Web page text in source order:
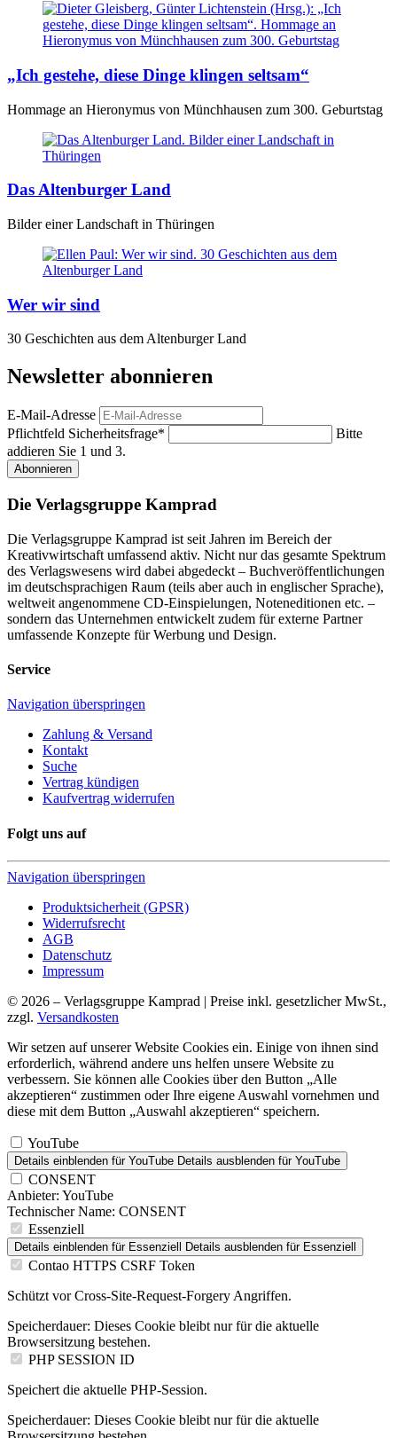
„Ich gestehe, diese Dinge klingen seltsam“
Hommage an Hieronymus von Münchhausen zum 300. Geburtstag
Das Altenburger Land
Bilder einer Landschaft in Thüringen
Wer wir sind
30 Geschichten aus dem Altenburger Land
Newsletter abonnieren
E-Mail-Adresse
Pflichtfeld Sicherheitsfrage*
Bitte
addieren Sie 1 und 3.
Abonnieren
Die Verlagsgruppe Kamprad
Die Verlagsgruppe Kamprad ist seit Jahren im Bereich der
Kreativwirtschaft umfassend aktiv. Nicht nur das gesamte Spektrum
des Verlagswesens wird dabei abgedeckt – Buchveröffentlichungen
im deutschsprachigen Raum (teils aber auch in englischer Sprache),
weltweit angenommene CD-Einspielungen, Noteneditionen etc. –
sondern das Unternehmen entwickelt zudem für externe Partner
umfassende Konzepte für Werbung und Design.
Service
Navigation überspringen
Zahlung & Versand
Kontakt
Suche
Vertrag kündigen
Kaufvertrag widerrufen
Folgt uns auf
Navigation überspringen
Produktsicherheit (GPSR)
Widerrufsrecht
AGB
Datenschutz
Impressum
© 2026 – Verlagsgruppe Kamprad | Preise inkl. gesetzlicher MwSt.,
zzgl. Versandkosten
Wir setzen auf unserer Website Cookies ein. Einige von ihnen sind
erforderlich, während andere uns helfen unsere Website zu
verbessern. Sie können alle Cookies über den Button „Alle
akzeptieren“ zustimmen oder Ihre eigene Auswahl vornehmen und
diese mit dem Button „Auswahl akzeptieren“ speichern.
YouTube
Details einblenden für YouTube Details ausblenden für YouTube
CONSENT
Anbieter: YouTube
Technischer Name: CONSENT
Essenziell
Details einblenden für Essenziell Details ausblenden für Essenziell
Contao HTTPS CSRF Token
Schützt vor Cross-Site-Request-Forgery Angriffen.
Speicherdauer: Dieses Cookie bleibt nur für die aktuelle
Browsersitzung bestehen.
PHP SESSION ID
Speichert die aktuelle PHP-Session.
Speicherdauer: Dieses Cookie bleibt nur für die aktuelle